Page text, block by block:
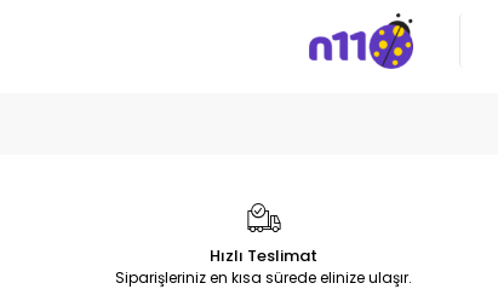
Hızlı Teslimat
Siparişleriniz en kısa sürede elinize ulaşır.